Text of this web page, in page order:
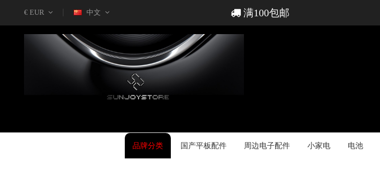
€ EUR 中文 满100包邮
品牌分类 国产平板配件 周边电子配件 小家电 电池